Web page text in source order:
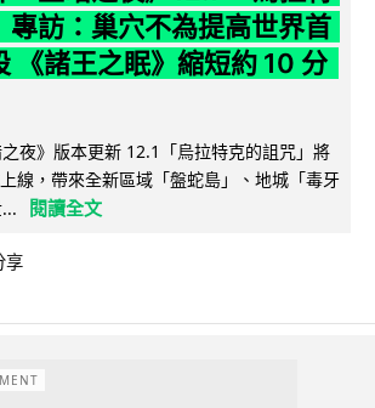
專訪：巢穴不為提高世界首
《諸王之眠》縮短約 10 分
之夜》版本更新 12.1「烏拉特克的詛咒」將
線，帶來全新區域「盤蛇島」、地城「毒牙
閱讀全文
享